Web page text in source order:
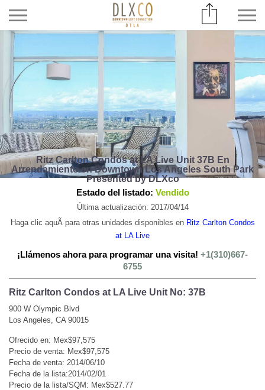
Ritz Carlton Condos at LA Live Unit 37B En
Arrendamiento en Downtown Los Angeles South Park
Presented by DLXco
Estado del listado: Vendido
Última actualización: 2017/04/14
Haga clic aquÃ­ para otras unidades disponibles en Ritz Carlton Condos
at LA Live
¡Llámenos ahora para programar una visita! +1(310)667-
6755
Ritz Carlton Condos at LA Live Unit No: 37B
900 W Olympic Blvd
Los Angeles, CA 90015
Ofrecido en: Mex$97,575
Precio de venta: Mex$97,575
Fecha de venta: 2014/06/10
Fecha de la lista:2014/02/01
Precio de la lista/SQM: Mex$527.77